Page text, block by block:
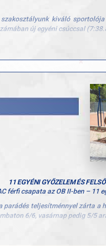
szakosztályunk kiváló
új egyéni csúccsal
Dr. Alföldi Zoltánnak is
11 EGYÉNI GYŐZELEM ÉS
férfi csapata az OB II-ben – 11
parádés teljesítménnyel zárta
6/6, vasárnap pedig 5/5